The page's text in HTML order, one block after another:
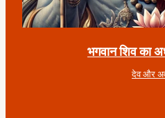
भगवान शिव का
देव और